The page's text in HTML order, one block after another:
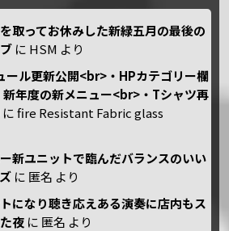
取ってお休みした新緑五月の最後の
に HSM より
ール更新公開<br>・HPカテゴリー欄
年度の新メニュー<br>・Tシャツ再
にfire Resistant Fabric glass
新ユニットで臨んだバランスのいい
に 匿名 より
になり聴き応えある演奏に店内もス
夜 に 匿名 より